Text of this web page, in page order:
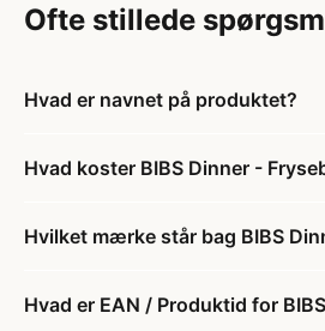
Ofte stillede
Hvad er navnet på produktet?
Hvad koster BIBS Dinner -
Hvilket mærke står bag BIBS
Hvad er EAN / Produktid for